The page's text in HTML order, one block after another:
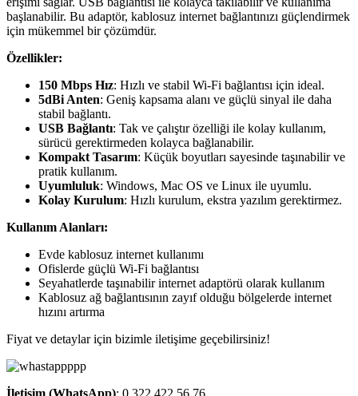
başlanabilir. Bu adaptör, kablosuz internet bağlantınızı güçlendirmek
için mükemmel bir çözümdür.
Özellikler:
150 Mbps Hız: Hızlı ve stabil Wi-Fi bağlantısı için ideal.
5dBi Anten: Geniş kapsama alanı ve güçlü sinyal ile daha
stabil bağlantı.
USB Bağlantı: Tak ve çalıştır özelliği ile kolay kullanım,
sürücü gerektirmeden kolayca bağlanabilir.
Kompakt Tasarım: Küçük boyutları sayesinde taşınabilir ve
pratik kullanım.
Uyumluluk: Windows, Mac OS ve Linux ile uyumlu.
Kolay Kurulum: Hızlı kurulum, ekstra yazılım gerektirmez.
Kullanım Alanları:
Evde kablosuz internet kullanımı
Ofislerde güçlü Wi-Fi bağlantısı
Seyahatlerde taşınabilir internet adaptörü olarak kullanım
Kablosuz ağ bağlantısının zayıf olduğu bölgelerde internet
hızını artırma
Fiyat ve detaylar için bizimle iletişime geçebilirsiniz!